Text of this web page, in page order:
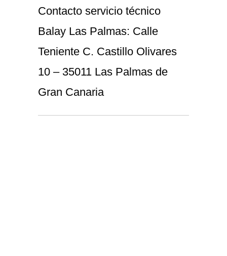
Contacto servicio técnico
Balay Las Palmas: Calle
Teniente C. Castillo Olivares
10 – 35011 Las Palmas de
Gran Canaria